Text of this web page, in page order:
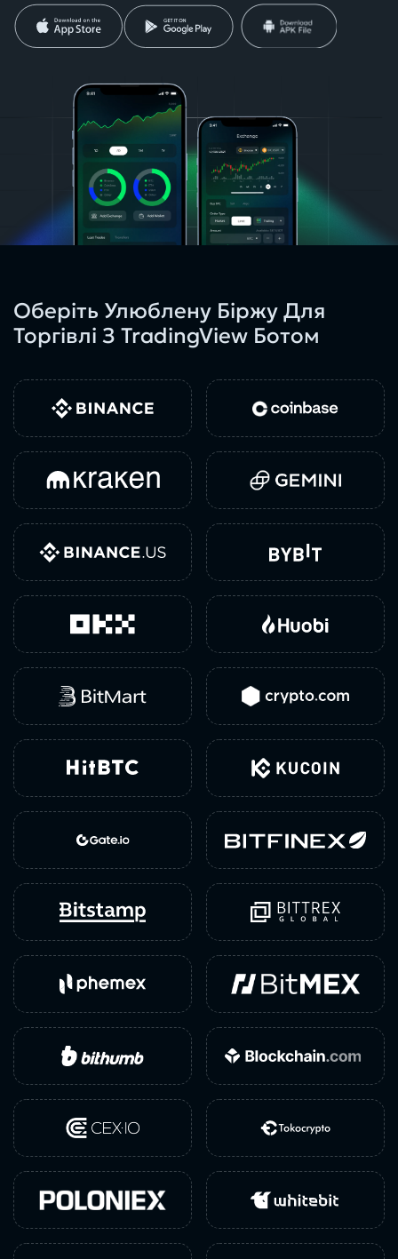
Оберіть Улюблену Біржу Для
Торгівлі З TradingView Ботом